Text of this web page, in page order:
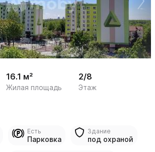
1
/
11
16.1 м²
Жилая площадь
2/8
Этаж
Есть
Парковка
Здание
под охраной